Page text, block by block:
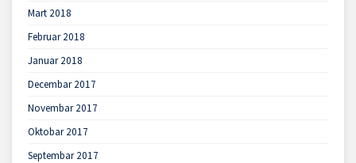
Mart 2018
Februar 2018
Januar 2018
Decembar 2017
Novembar 2017
Oktobar 2017
Septembar 2017